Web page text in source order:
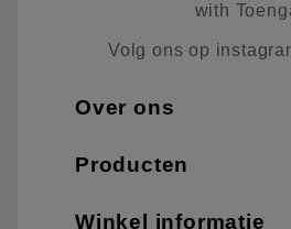
with
Volg ons op
Over ons
Producten
Winkel informatie